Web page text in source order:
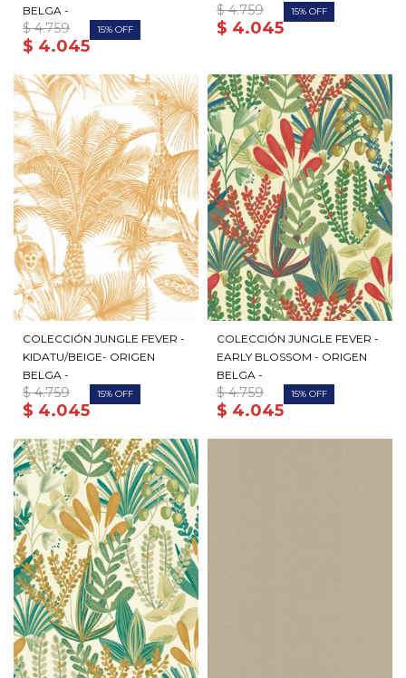
BELGA -
$ 4.045
$ 4.759 15 $ 4.045
$ 4.759 15
COLECCIÓN JUNGLE FEVER -
KIDATU/BEIGE- ORIGEN
BELGA -
$ 4.045
$ 4.759 15
COLECCIÓN JUNGLE FEVER -
EARLY BLOSSOM - ORIGEN
BELGA -
$ 4.045
$ 4.759 15